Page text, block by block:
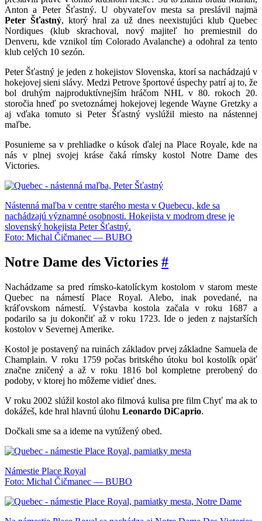
Anton a Peter Šťastný. U obyvateľov mesta sa preslávil najmä
Peter Šťastný, ktorý hral za už dnes neexistujúci klub Quebec
Nordiques (klub skrachoval, nový majiteľ ho premiestnil do
Denveru, kde vznikol tím Colorado Avalanche) a odohral za tento
klub celých 10 sezón.
Peter Šťastný je jeden z hokejistov Slovenska, ktorí sa nachádzajú v
hokejovej sieni slávy. Medzi Petrove športové úspechy patrí aj to, že
bol druhým najproduktívnejším hráčom NHL v 80. rokoch 20.
storočia hneď po svetoznámej hokejovej legende Wayne Gretzky a
aj vďaka tomuto si Peter Šťastný vyslúžil miesto na nástennej
maľbe.
Posunieme sa v prehliadke o kúsok ďalej na Place Royale, kde na
nás v plnej svojej kráse čaká rímsky kostol Notre Dame des
Victories.
Nástenná maľba v centre starého mesta v Quebecu, kde sa
nachádzajú významné osobnosti. Hokejista v modrom drese je
slovenský hokejista Peter Šťastný.
Foto: Michal Čičmanec — BUBO
Notre Dame des Victories #
Nachádzame sa pred rímsko-katolíckym kostolom v starom meste
Quebec na námestí Place Royal. Alebo, inak povedané, na
kráľovskom námestí. Výstavba kostola začala v roku 1687 a
podarilo sa ju dokončiť až v roku 1723. Ide o jeden z najstarších
kostolov v Severnej Amerike.
Kostol je postavený na ruinách základov prvej základne Samuela de
Champlain. V roku 1759 počas britského útoku bol kostolík opäť
značne zničený a až v roku 1816 bol kompletne prerobený do
podoby, v ktorej ho môžeme vidieť dnes.
V roku 2002 slúžil kostol ako filmová kulisa pre film Chyť ma ak to
dokážeš, kde hral hlavnú úlohu Leonardo DiCaprio.
Dočkali sme sa a ideme na vytúžený obed.
Námestie Place Royal
Foto: Michal Čičmanec — BUBO